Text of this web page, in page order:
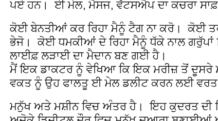
ਪਏ ਹਨ। ਈ ਮੇਲ, ਮੈਸਜ, ਵੱਟਸਐਪ ਦਾ ਕਚਰਾ
ਕੋਈ ਬੇਨਤੀਆਂ ਕਰ ਰਿਹਾ ਮੈਨੂੰ ਟੈਗ ਨਾ ਕਰੋ। ਕੋਈ
ਭੇਜੋ। ਕੋਈ ਧਮਕੀਆਂ ਦੇ ਰਿਹਾ ਮੈਨੂੰ ਧੱਕੇ ਨਾਲ ਗਰੁੱਪਾਂ
ਲਾਈਫ਼ ਲੜਾਈ ਦਾ ਮੈਦਾਨ ਬਣ ਗਈ ਹੈ।
ਮੈਂ ਇਕ ਡਾਕਟਰ ਨੂੰ ਵੇਖਿਆ ਕਿ ਇਕ ਮਰੀਜ਼ ਤੋਂ ਦੂਸਰੇ
ਵਕਤ ਨੂੰ ਉਹ ਫਾਲਤੂ ਈ ਮੇਲ ਡਲੀਟ ਕਰਨ ਲਈ ਵਰਤ
ਮਨੁੱਖ ਅਤੇ ਮਸ਼ੀਨ ਵਿਚ ਅੰਤਰ ਹੈ। ਇਹ ਕੁਦਰਤ ਦੀ